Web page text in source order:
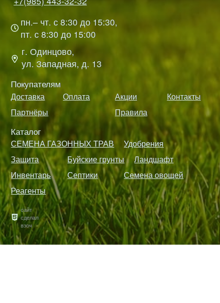
пн.– чт. с 8:30 до 15:30,
пт. с 8:30 до 15:00
г. Одинцово,
ул. Западная, д. 13
Покупателям
Доставка Оплата Акции
Контакты
Партнёры
Правила
Каталог
СЕМЕНА ГАЗОННЫХ ТРАВ
Удобрения
Защита
Буйские грунты
Ландшафт
Инвентарь
Септики
Семена овощей
Реагенты
сайт
сделал
взоч